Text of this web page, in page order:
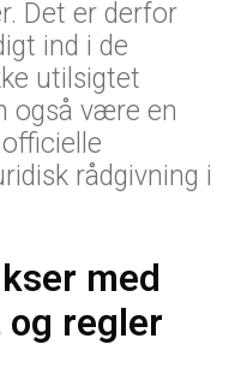
Det er derfor
ind i de
utilsigtet
også være en
rådgivning i
med
regler